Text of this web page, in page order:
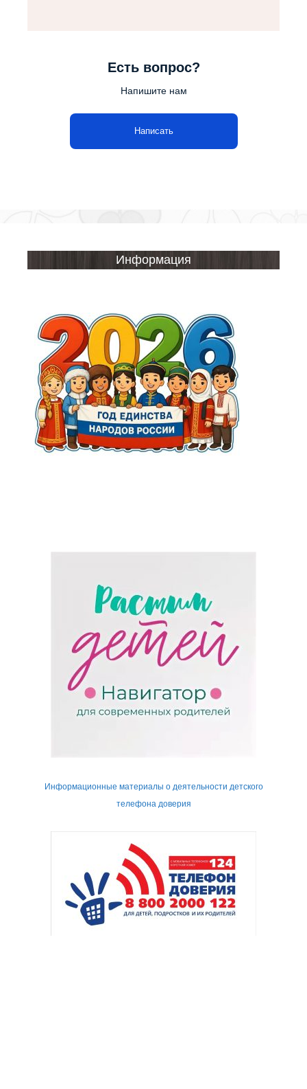
Есть вопрос?
Напишите нам
Написать
Информация
Информационные материалы о деятельности детского
телефона доверия